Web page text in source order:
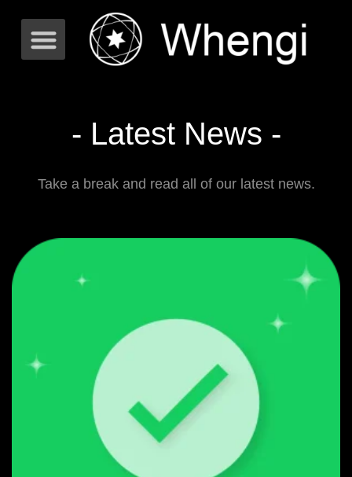
- Latest News -
Take a break and read all of our latest news.